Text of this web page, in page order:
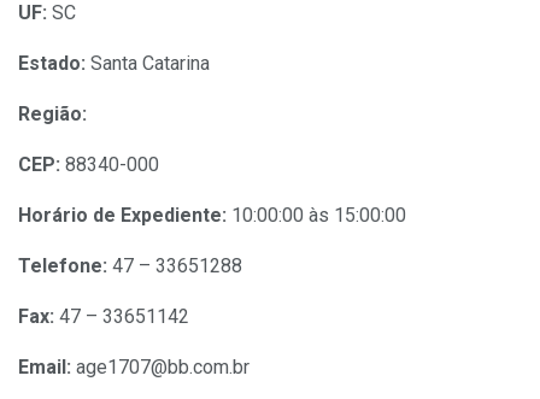
UF: SC
Estado: Santa Catarina
Região:
CEP: 88340-000
Horário de Expediente: 10:00:00 às 15:00:00
Telefone: 47 – 33651288
Fax: 47 – 33651142
Email: age1707@bb.com.br